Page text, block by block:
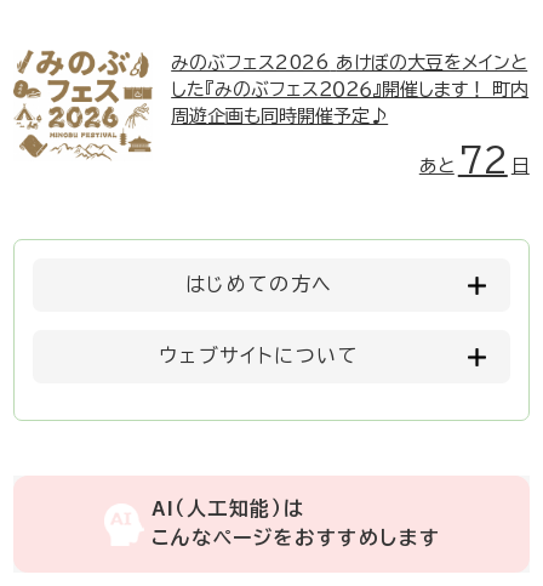
みのぶフェス2026 あけぼの大豆をメインと
した『みのぶフェス２０２６』開催します！ 町内
周遊企画も同時開催予定♪
あと 72 日
はじめての方へ
ウェブサイトについて
AI（人工知能）は
こんなページをおすすめします